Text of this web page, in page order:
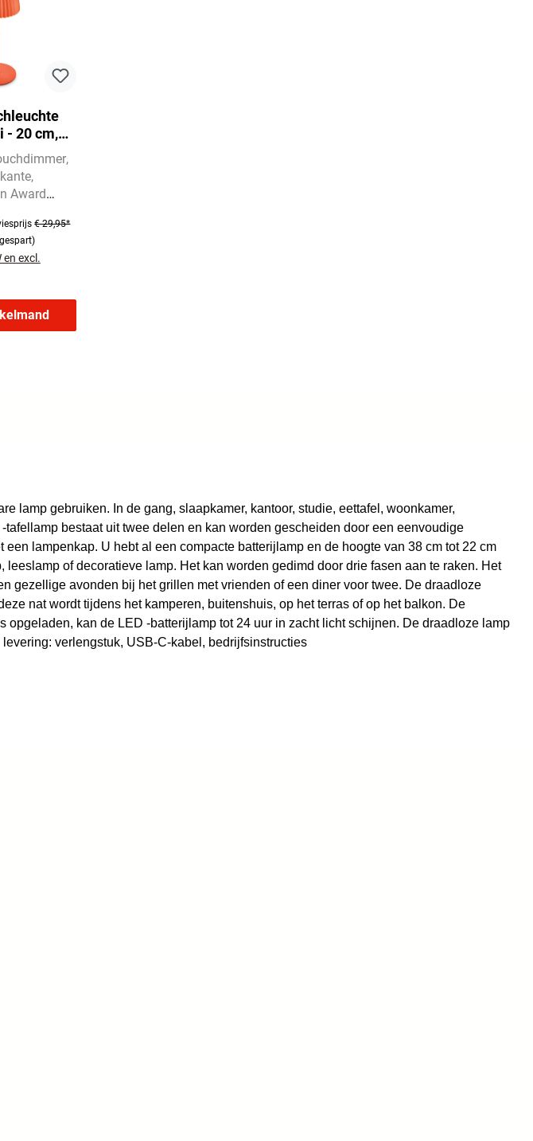
- 20 cm,
Kabellos,
Touch,
Award
€ 29,95*
en excl.
lamp gebruiken. In de gang, slaapkamer, kantoor, studie, eettafel, woonkamer,
bestaat uit twee delen en kan worden gescheiden door een eenvoudige
lampenkap. U hebt al een compacte batterijlamp en de hoogte van 38 cm tot 22 cm
of decoratieve lamp. Het kan worden gedimd door drie fasen aan te raken. Het
gezellige avonden bij het grillen met vrienden of een diner voor twee. De draadloze
nat wordt tijdens het kamperen, buitenshuis, op het terras of op het balkon. De
kan de LED -batterijlamp tot 24 uur in zacht licht schijnen. De draadloze lamp
verlengstuk, USB-C-kabel, bedrijfsinstructies